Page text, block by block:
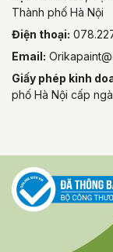
Thành phố Hà Nội
Điện thoại:
Email:
Giấy phép kinh
phố Hà Nội cấp